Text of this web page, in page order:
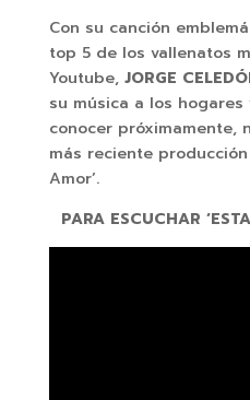
Con su canción
top 5 de los vallenatos
Youtube, JORGE
su música a los
conocer próximamente,
más reciente
Amor’.
PARA ESCUCHAR